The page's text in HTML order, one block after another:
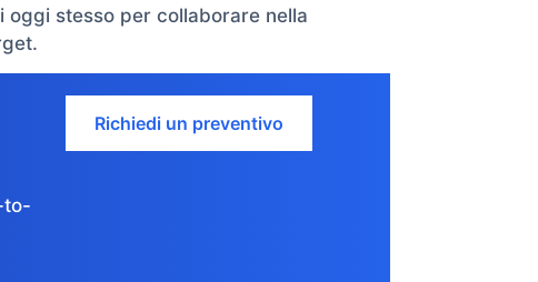
stesso per collaborare nella
to-
Richiedi un preventivo